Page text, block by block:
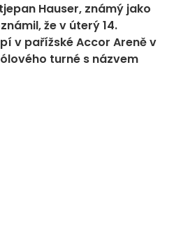
Hauser, známý jako
že v úterý 14.
v pařížské Accor Areně v
turné s názvem